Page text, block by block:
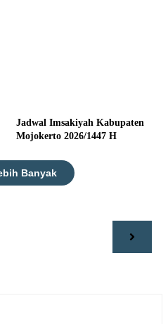
Jadwal Imsakiyah Kabupaten
Mojokerto 2026/1447 H
Banyak